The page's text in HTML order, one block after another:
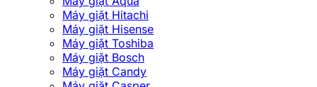
Máy giặt Hitachi
Máy giặt Hisense
Máy giặt Toshiba
Máy giặt Bosch
Máy giặt Candy